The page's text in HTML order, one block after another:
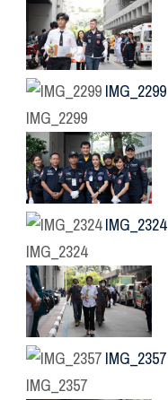
IMG_2299
IMG_2299
IMG_2324
IMG_2324
IMG_2357
IMG_2357